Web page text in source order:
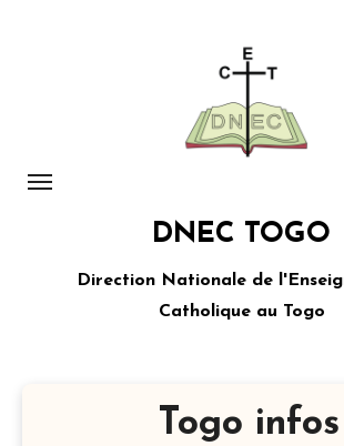
DNEC TOGO
Direction Nationale de
Catholique au Togo
Togo infos